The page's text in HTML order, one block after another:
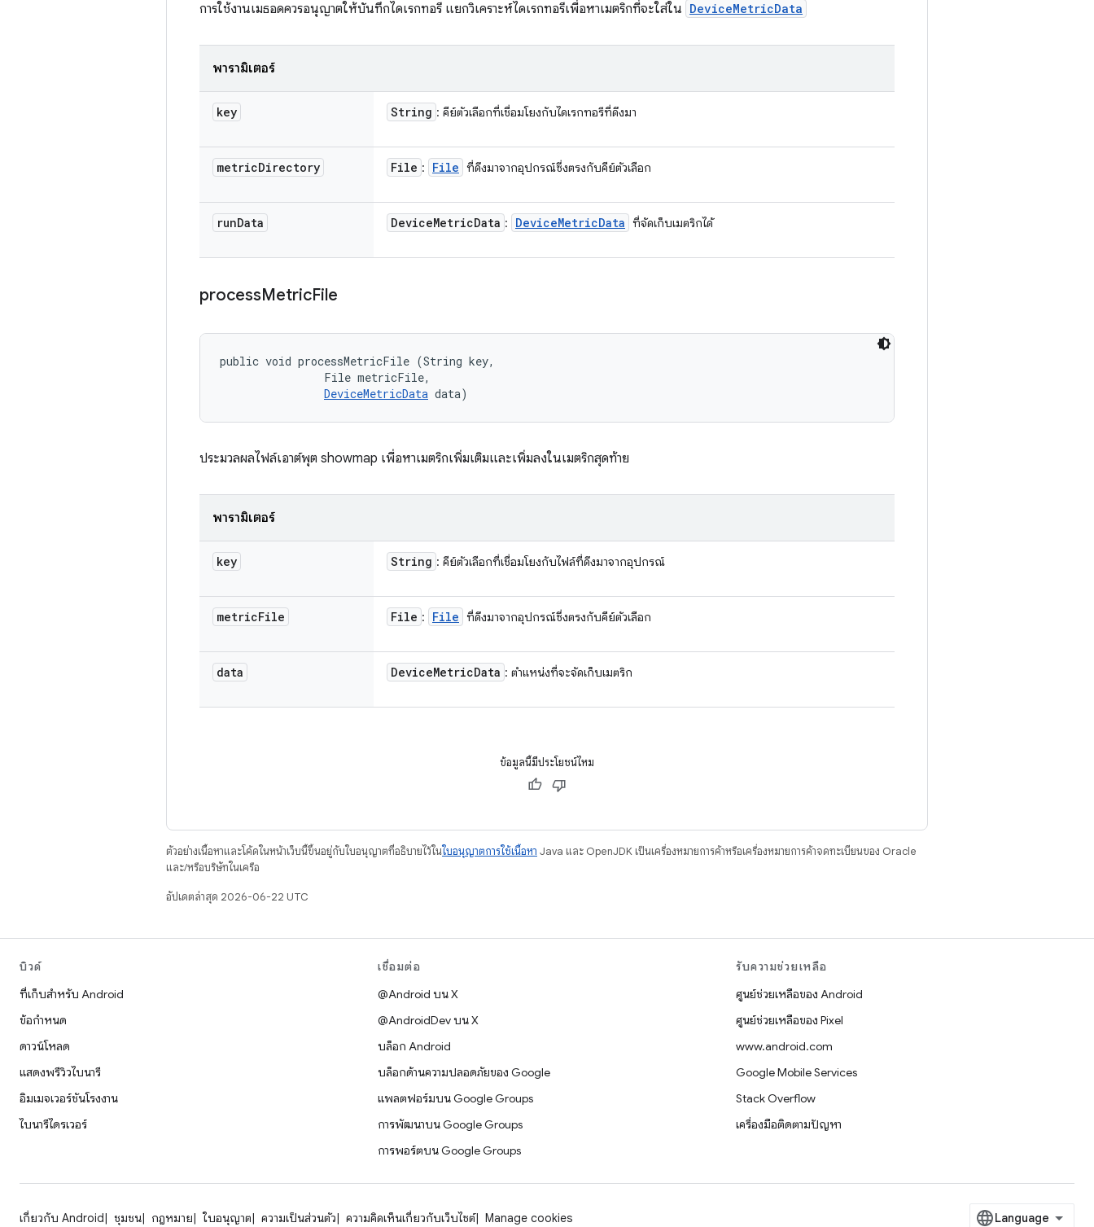
การใช้งานเมธอดควรอนุญาตให้บันทึกไดเรกทอรี แยกวิเคราะห์ไดเรกทอรีเพื่อหาเมตริกที่จะใส่ใน DeviceMetricData
พารามิเตอร์
key String : คีย์ตัวเลือกที่เชื่อมโยงกับไดเรกทอรีที่ดึงมา
metricDirectory File : File ที่ดึงมาจากอุปกรณ์ซึ่งตรงกับคีย์ตัวเลือก
runData DeviceMetricData : DeviceMetricData ที่จัดเก็บเมตริกได้
processMetricFile
public void processMetricFile (String key,
                File metricFile,
DeviceMetricData data)
ประมวลผลไฟล์เอาต์พุต showmap เพื่อหาเมตริกเพิ่มเติมและเพิ่มลงในเมตริกสุดท้าย
พารามิเตอร์
key String : คีย์ตัวเลือกที่เชื่อมโยงกับไฟล์ที่ดึงมาจากอุปกรณ์
metricFile File : File ที่ดึงมาจากอุปกรณ์ซึ่งตรงกับคีย์ตัวเลือก
data DeviceMetricData : ตำแหน่งที่จะจัดเก็บเมตริก
ข้อมูลนี้มีประโยชน์ไหม
ตัวอย่างเนื้อหาและโค้ดในหน้าเว็บนี้ขึ้นอยู่กับใบอนุญาตที่อธิบายไว้ในใบอนุญาตการใช้เนื้อหา Java และ OpenJDK เป็นเครื่องหมายการค้าหรือเครื่องหมายการค้าจดทะเบียนของ Oracle
และ/หรือบริษัทในเครือ
อัปเดตล่าสุด 2026-06-22 UTC
บิวด์
ที่เก็บสำหรับ Android
ข้อกำหนด
ดาวน์โหลด
แสดงพรีวิวไบนารี
อิมเมจเวอร์ชันโรงงาน
ไบนารีไดรเวอร์
เชื่อมต่อ
@Android บน X
@AndroidDev บน X
บล็อก Android
บล็อกด้านความปลอดภัยของ Google
แพลตฟอร์มบน Google Groups
การพัฒนาบน Google Groups
การพอร์ตบน Google Groups
รับความช่วยเหลือ
ศูนย์ช่วยเหลือของ Android
ศูนย์ช่วยเหลือของ Pixel
www.android.com
Google Mobile Services
Stack Overflow
เครื่องมือติดตามปัญหา
เกี่ยวกับ Android ชุมชน กฎหมาย ใบอนุญาต ความเป็นส่วนตัว ความคิดเห็นเกี่ยวกับเว็บไซต์ Manage cookies